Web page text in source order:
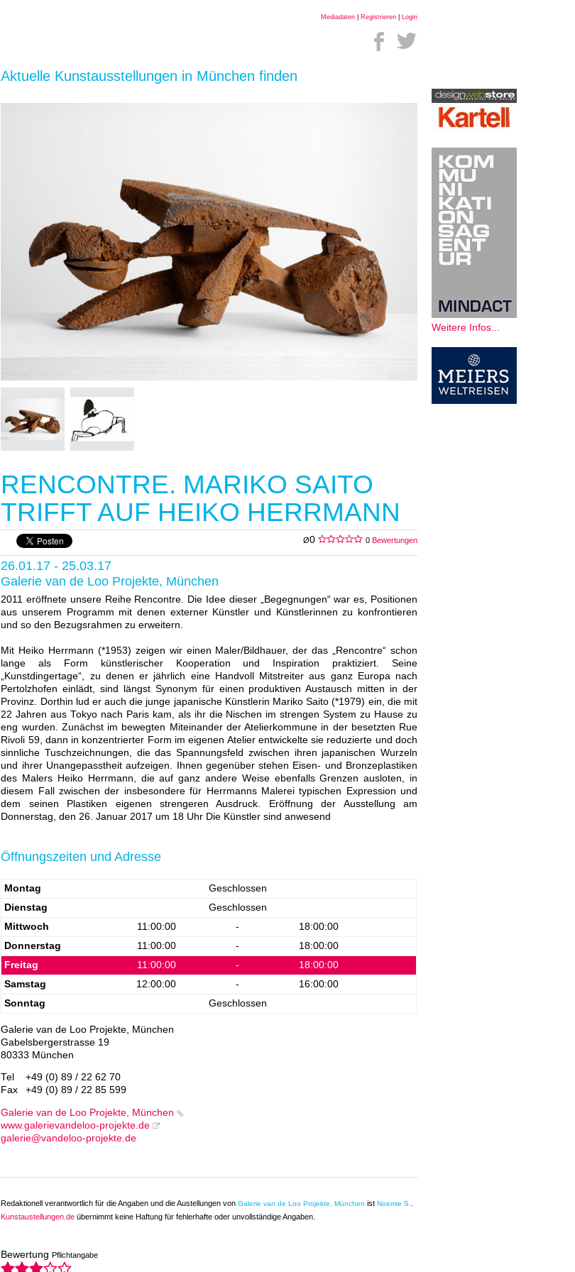
Weitere Infos...
Mediadaten| Registrieren| Login
Aktuelle Kunstausstellungen in München finden
RENCONTRE. MARIKO SAITO
TRIFFT AUF HEIKO HERRMANN
Ø0 0Bewertungen
26.01.17 - 25.03.17
Galerie van de Loo Projekte, München
2011 eröffnete unsere Reihe Rencontre. Die Idee dieser „Begegnungen“ war es, Positionen
aus unserem Programm mit denen externer Künstler und Künstlerinnen zu konfrontieren
und so den Bezugsrahmen zu erweitern.
Mit Heiko Herrmann (*1953) zeigen wir einen Maler/Bildhauer, der das „Rencontre“ schon
lange als Form künstlerischer Kooperation und Inspiration praktiziert. Seine
„Kunstdingertage“, zu denen er jährlich eine Handvoll Mitstreiter aus ganz Europa nach
Pertolzhofen einlädt, sind längst Synonym für einen produktiven Austausch mitten in der
Provinz. Dorthin lud er auch die junge japanische Künstlerin Mariko Saito (*1979) ein, die mit
22 Jahren aus Tokyo nach Paris kam, als ihr die Nischen im strengen System zu Hause zu
eng wurden. Zunächst im bewegten Miteinander der Atelierkommune in der besetzten Rue
Rivoli 59, dann in konzentrierter Form im eigenen Atelier entwickelte sie reduzierte und doch
sinnliche Tuschzeichnungen, die das Spannungsfeld zwischen ihren japanischen Wurzeln
und ihrer Unangepasstheit aufzeigen. Ihnen gegenüber stehen Eisen- und Bronzeplastiken
des Malers Heiko Herrmann, die auf ganz andere Weise ebenfalls Grenzen ausloten, in
diesem Fall zwischen der insbesondere für Herrmanns Malerei typischen Expression und
dem seinen Plastiken eigenen strengeren Ausdruck. Eröffnung der Ausstellung am
Donnerstag, den 26. Januar 2017 um 18 Uhr Die Künstler sind anwesend
Öffnungszeiten und Adresse
Montag
Geschlossen
Dienstag
Geschlossen
Mittwoch
11:00:00 -
18:00:00
Donnerstag
11:00:00 -
18:00:00
Freitag
11:00:00 -
18:00:00
Samstag
12:00:00 -
16:00:00
Sonntag
Geschlossen
Galerie van de Loo Projekte, München
Gabelsbergerstrasse 19
80333 München
Tel
+49 (0) 89 / 22 62 70
Fax
+49 (0) 89 / 22 85 599
Galerie van de Loo Projekte, München
www.galerievandeloo-projekte.de
galerie@vandeloo-projekte.de
Redaktionell verantwortlich für die Angaben und die Austellungen vonGalerie van de Loo Projekte, München istNoemie S.
Kunstaustellungen.de übernimmt keine Haftung für fehlerhafte oder unvollständige Angaben.
BewertungPflichtangabe